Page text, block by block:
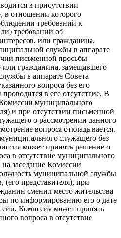
в присутствии
в отношении которого
требований к
требований об
или гражданина,
службы в аппарате
письменной просьбы
гражданина, замещавшего
в аппарате Совета
вопроса без его
в его отсутствие. В
Комиссии муниципального
и при отсутствии письменной
о рассмотрении данного
вопроса откладывается.
служащего без
может принять решение о
в отсутствие муниципального
заседание Комиссии
муниципальной службы
(его представителя), при
сменил место жительства
по информированию его о дате
Комиссия может принять
вопроса в отсутствие